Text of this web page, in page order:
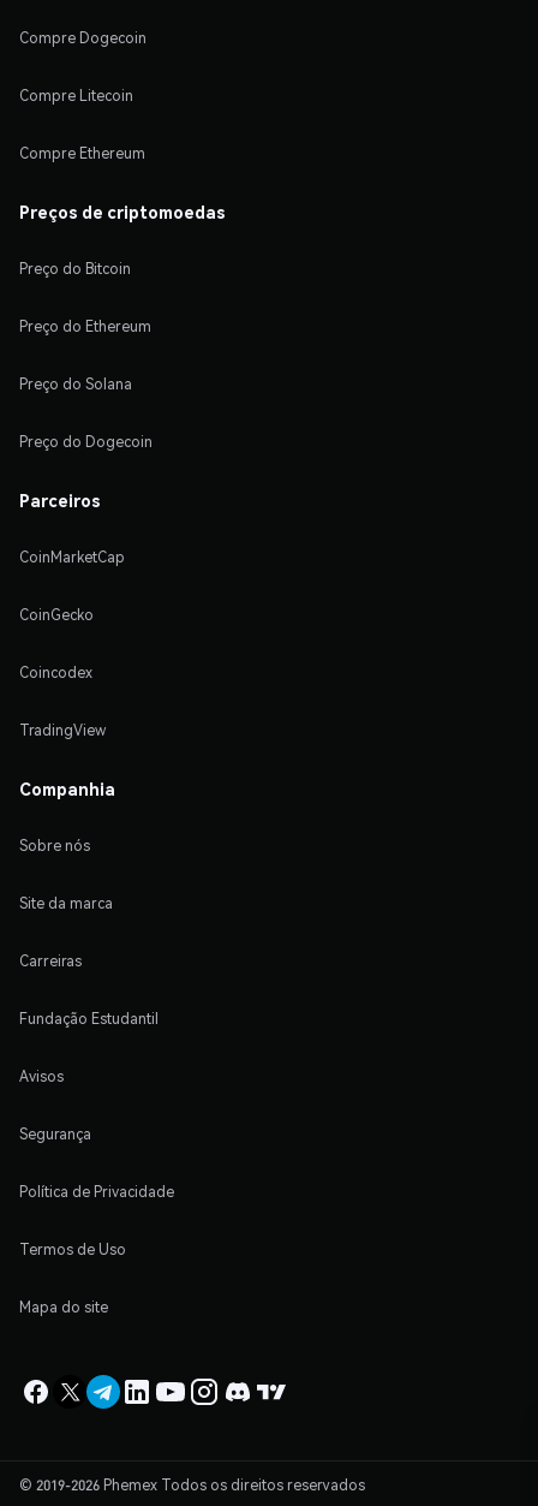
Compre Dogecoin
Compre Litecoin
Compre Ethereum
Preços de criptomoedas
Preço do Bitcoin
Preço do Ethereum
Preço do Solana
Preço do Dogecoin
Parceiros
CoinMarketCap
CoinGecko
Coincodex
TradingView
Companhia
Sobre nós
Site da marca
Carreiras
Fundação Estudantil
Avisos
Segurança
Política de Privacidade
Termos de Uso
Mapa do site
© 2019-2026 Phemex Todos os direitos reservados